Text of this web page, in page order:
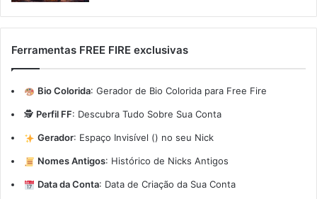
Ferramentas FREE FIRE exclusivas
Bio Colorida: Gerador de Bio Colorida para Free Fire
🕵️ Perfil FF: Descubra Tudo Sobre Sua Conta
Gerador: Espaço Invisível (ㅤ) no seu Nick
Nomes Antigos: Histórico de Nicks Antigos
Data da Conta: Data de Criação da Sua Conta